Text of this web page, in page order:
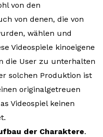
von den
von denen, die von
wählen und
Videospiele kinoeigene
die User zu unterhalten
solchen Produktion ist
originalgetreuen
Videospiel keinen
der Charaktere.